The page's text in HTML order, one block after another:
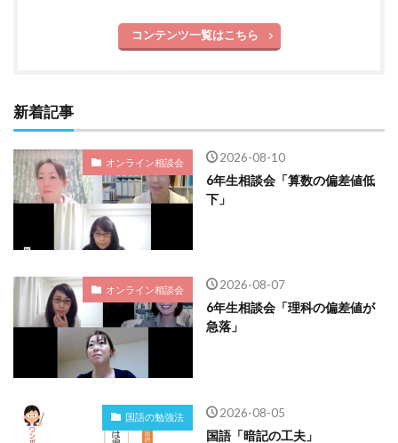
コンテンツ一覧はこちら
新着記事
オンライン相談会 2026-08-10
6年生相談会「算数の偏差値低
下」
オンライン相談会 2026-08-07
6年生相談会「理科の偏差値が
急落」
国語の勉強法 2026-08-05
国語「暗記の工夫」